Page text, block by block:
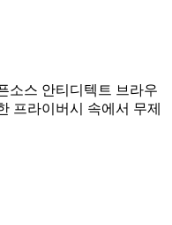
소스 안티디텍트 브라우
프라이버시 속에서 무제